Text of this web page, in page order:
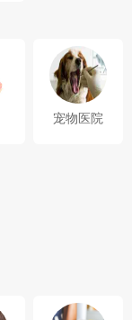
宠物医院